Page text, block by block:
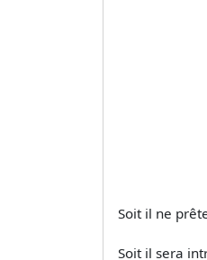
Soit il ne
Soit il sera